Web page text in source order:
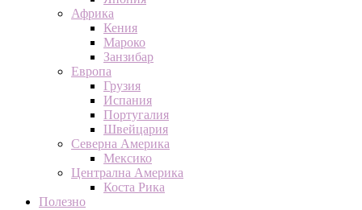
Африка
Кения
Мароко
Занзибар
Европа
Грузия
Испания
Португалия
Швейцария
Северна Америка
Мексико
Централна Америка
Коста Рика
Полезно